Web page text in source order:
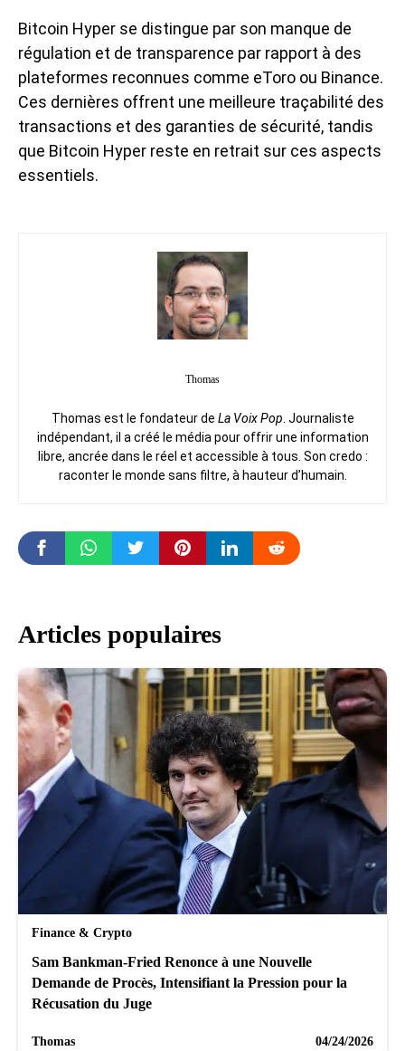
Bitcoin Hyper se distingue par son manque de
régulation et de transparence par rapport à des
plateformes reconnues comme eToro ou Binance.
Ces dernières offrent une meilleure traçabilité des
transactions et des garanties de sécurité, tandis
que Bitcoin Hyper reste en retrait sur ces aspects
essentiels.
Thomas
Thomas est le fondateur de La Voix Pop . Journaliste
indépendant, il a créé le média pour offrir une information
libre, ancrée dans le réel et accessible à tous. Son credo :
raconter le monde sans filtre, à hauteur d’humain.
Articles populaires
Finance & Crypto
Sam Bankman-Fried Renonce à une Nouvelle
Demande de Procès, Intensifiant la Pression pour la
Récusation du Juge
Thomas 04/24/2026